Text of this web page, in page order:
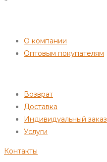
О компании
Оптовым покупателям
Возврат
Доставка
Индивидуальный заказ
Услуги
Контакты